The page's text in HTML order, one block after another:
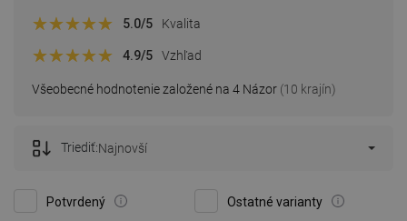
Všeobecné hodnotenie založené na 4 Názor (10 krajín)
5.0/5 Kvalita
4.9/5 Vzhľad
Potvrdený Ostatné varianty
Triediť:Najnovší